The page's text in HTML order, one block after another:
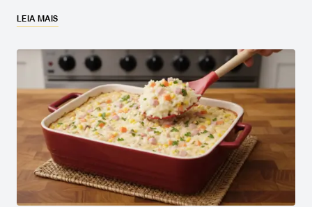
LEIA MAIS